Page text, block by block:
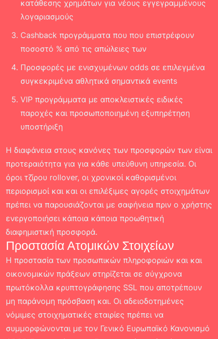
κατάθεσης χρημάτων για νέους εγγεγραμμένους
λογαριασμούς
Cashback προγράμματα που που επιστρέφουν
ποσοστό % από τις απώλειες των
Προσφορές με ενισχυμένων odds σε επιλεγμένα
συγκεκριμένα αθλητικά σημαντικά events
VIP προγράμματα με αποκλειστικές ειδικές
παροχές και προσωποποιημένη εξυπηρέτηση
υποστήριξη
Η διαφάνεια στους κανόνες των προσφορών των είναι
προτεραιότητα για για κάθε υπεύθυνη υπηρεσία. Οι
όροι τζίρου rollover, οι χρονικοί καθορισμένοι
περιορισμοί και και οι επιλέξιμες αγορές στοιχημάτων
πρέπει να παρουσιάζονται με σαφήνεια πριν ο χρήστης
ενεργοποιήσει κάποια κάποια προωθητική
διαφημιστική προσφορά.
Προστασία Ατομικών Στοιχείων
Η προστασία των προσωπικών πληροφοριών και και
οικονομικών πράξεων στηρίζεται σε σύγχρονα
πρωτόκολλα κρυπτογράφησης SSL που αποτρέπουν
μη παράνομη πρόσβαση και. Οι αδειοδοτημένες
νόμιμες στοιχηματικές εταιρίες πρέπει να
συμμορφώνονται με τον Γενικό Ευρωπαϊκό Κανονισμό